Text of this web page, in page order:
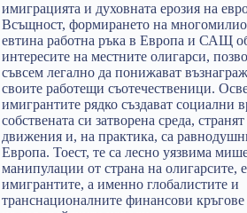
имиграцията и духовната ерозия на
Всъщност, формирането на
евтина работна ръка в Европа и САЩ
интересите на местните олигарси,
съвсем легално да понижават
своите работещи съотечественици.
имигрантите рядко създават социални
собствената си затворена среда,
движения и, на практика, са
Европа. Тоест, те са лесно уязвима
манипулации от страна на олигарсите,
имигрантите, а именно глобалистите и
транснационалните финансови кръгове